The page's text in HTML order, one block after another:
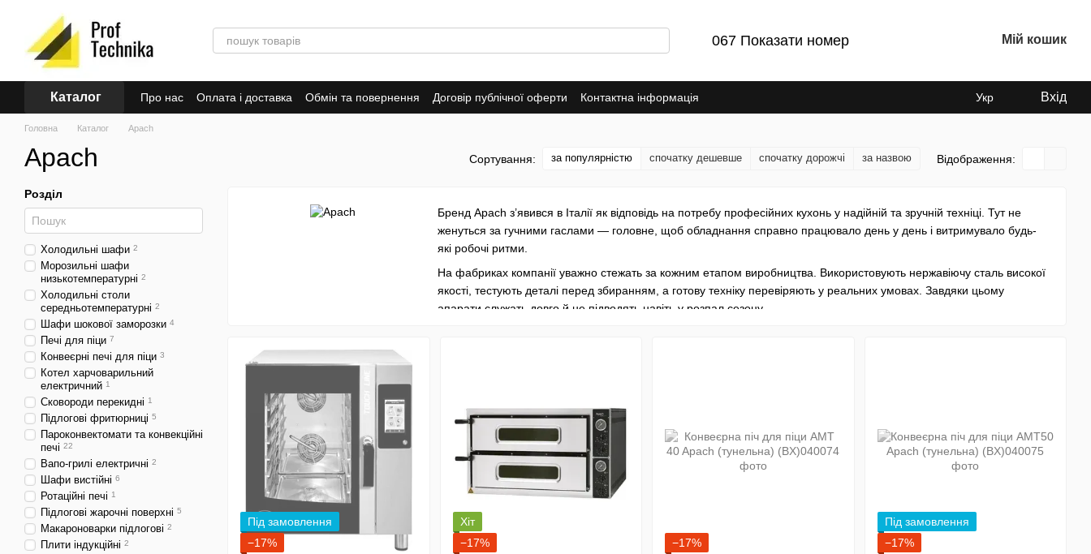
Перейти до основного контенту
067 Показати номер Мій кошик
Каталог Про нас Оплата і доставка Обмін та повернення Договір публічної оферти Контактна інформація Укр Вхід
Головна Каталог Apach
Apach Сортування: за популярністю спочатку дешевше спочатку дорожчі за назвою Відображення:
Бренд Apach з’явився в Італії як відповідь на потребу професійних кухонь у надійній та зручній техніці. Тут не
женуться за гучними гаслами — головне, щоб обладнання справно працювало день у день і витримувало будь-
які робочі ритми.
На фабриках компанії уважно стежать за кожним етапом виробництва. Використовують нержавіючу сталь високої
якості, тестують деталі перед збиранням, а готову техніку перевіряють у реальних умовах. Завдяки цьому
апарати служать довго й не підводять навіть у розпал сезону.
Це надійний інструмент, який допомагає кухні працювати швидко, стабільно і без зайвих турбот.
Під замовлення
−17%
Хіт
−17%
−17%
Під замовлення
−17%
Розділ
Холодильні шафи 2
Морозильні шафи
низькотемпературні 2
Холодильні столи
середньотемпературні 2
Шафи шокової заморозки 4
Печі для піци 7
Конвеєрні печі для піци 3
Котел харчоварильний
електричний 1
Сковороди перекидні 1
Підлогові фритюрниці 5
Пароконвектомати та конвекційні
печі 22
Вапо-грилі електричні 2
Шафи вистійні 6
Ротаційні печі 1
Підлогові жарочні поверхні 5
Макароноварки підлогові 2
Плити індукційні 2